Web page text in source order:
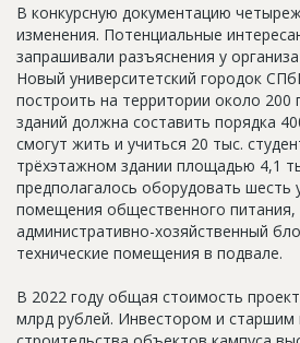
В конкурсную документацию
изменения. Потенциальные
запрашивали разъяснения у
Новый университетский городок
построить на территории около
зданий должна составить порядка
смогут жить и учиться 20 тыс.
трёхэтажном здании площадью 4,1
предполагалось оборудовать шесть
помещения общественного питания,
административно-хозяйственный
технические помещения в подвале.
В 2022 году общая стоимость
млрд рублей. Инвестором и старшим